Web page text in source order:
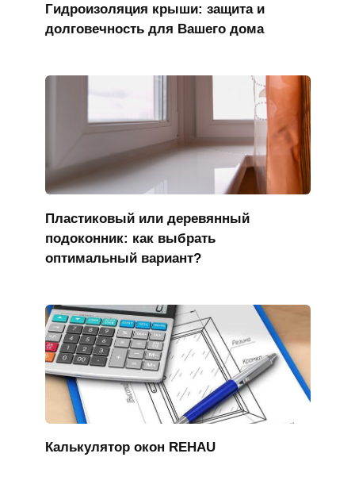
Гидроизоляция крыши: защита и
долговечность для Вашего дома
Пластиковый или деревянный
подоконник: как выбрать
оптимальный вариант?
Калькулятор окон REHAU